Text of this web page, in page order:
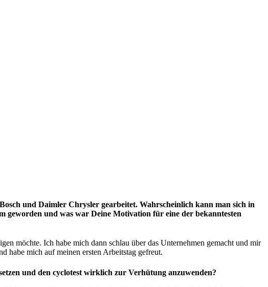
und Daimler Chrysler gearbeitet. Wahrscheinlich kann man sich in
geworden und was war Deine Motivation für eine der bekanntesten
möchte. Ich habe mich dann schlau über das Unternehmen gemacht und mir
habe mich auf meinen ersten Arbeitstag gefreut.
und den cyclotest wirklich zur Verhütung anzuwenden?